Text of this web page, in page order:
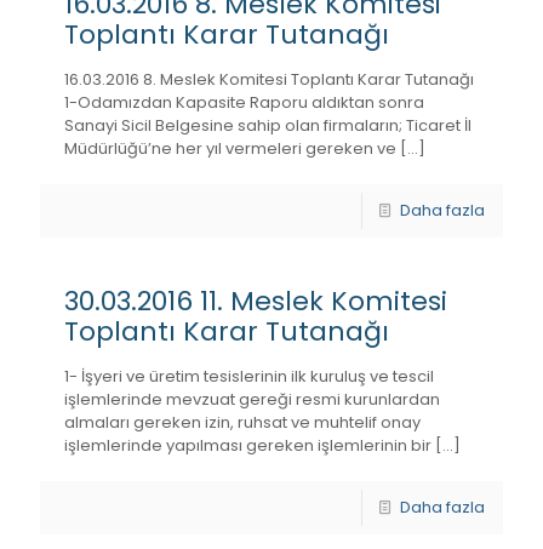
Toplantı Karar Tutanağı
16.03.2016 8. Meslek Komitesi Toplantı Karar Tutanağı
1-Odamızdan Kapasite Raporu aldıktan sonra
Sanayi Sicil Belgesine sahip olan firmaların; Ticaret İl
Müdürlüğü’ne her yıl vermeleri gereken ve […]
Daha fazla
30.03.2016 11. Meslek Komitesi
Toplantı Karar Tutanağı
1- İşyeri ve üretim tesislerinin ilk kuruluş ve tescil
işlemlerinde mevzuat gereği resmi kurunlardan
almaları gereken izin, ruhsat ve muhtelif onay
işlemlerinde yapılması gereken işlemlerinin bir […]
Daha fazla